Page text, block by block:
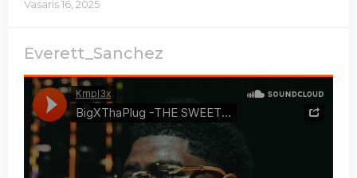
Vasaris 16, 2025
Everett_Sanchez